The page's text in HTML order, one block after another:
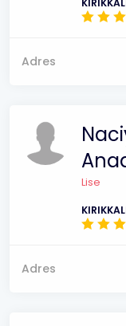
Adres
Lise
Adres